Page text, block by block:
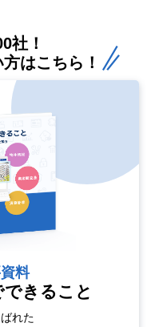
社！
はこちら！
料
きること
れた